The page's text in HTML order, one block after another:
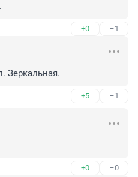
+0 –1
Зеркальная.
+5 –1
+0 –0